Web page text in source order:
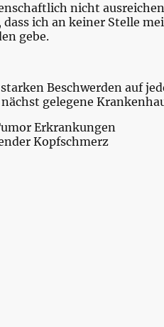
nicht
ich an keiner Stelle
gebe.
Beschwerden auf
gelegene
Erkrankungen
Kopfschmerz